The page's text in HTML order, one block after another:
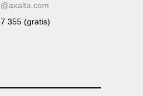
355 (gratis)